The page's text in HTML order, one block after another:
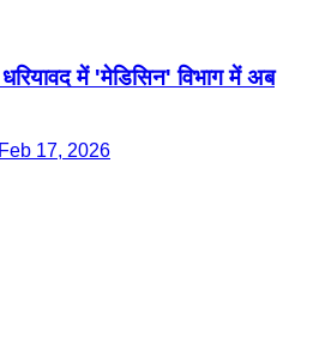
में 'मेडिसिन' विभाग में अब
17, 2026